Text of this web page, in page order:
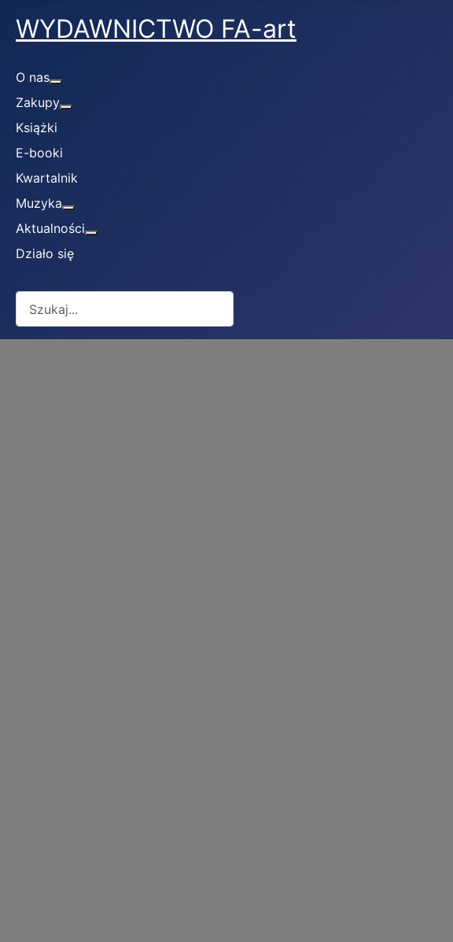
WYDAWNICTWO FA-art
O nas
Zakupy
Książki
E-booki
Kwartalnik
Muzyka
Aktualności
Działo się